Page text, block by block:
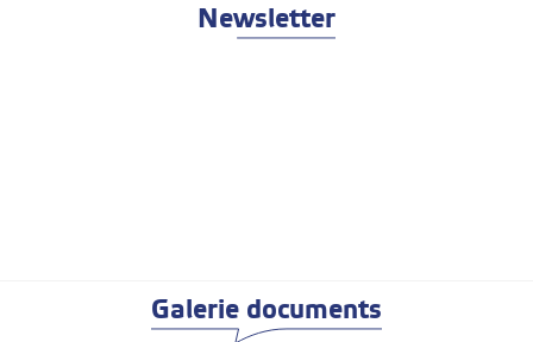
Newsletter
Galerie documents